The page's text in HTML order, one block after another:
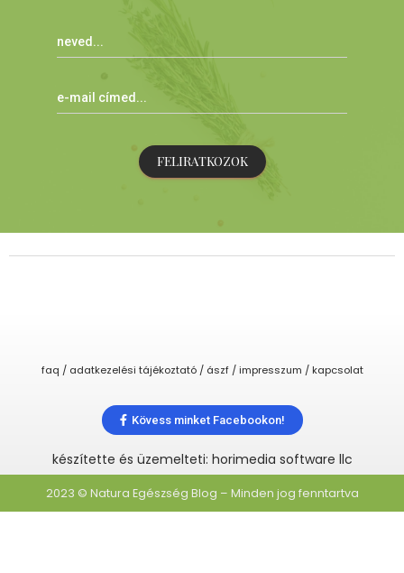
FELIRATKOZOK
faq / adatkezelési tájékoztató / ászf / impresszum / kapcsolat
Kövess minket Facebookon!
készítette és üzemelteti: horimedia software llc
2023 © Natura Egészség Blog – Minden jog fenntartva